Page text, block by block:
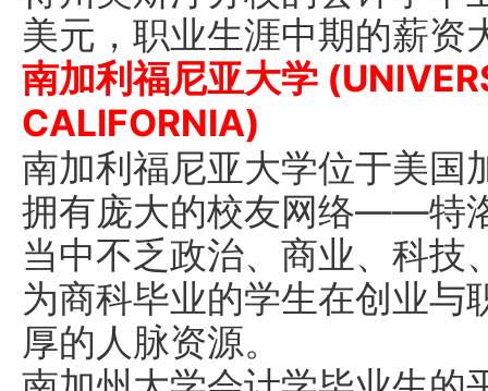
美元，职业生涯中期的薪资
南加利福尼亚大学
CALIFORNIA)
南加利福尼亚大学位于美国
拥有庞大的校友网络——特
当中不乏政治、商业、科技
为商科毕业的学生在创业与
厚的人脉资源。